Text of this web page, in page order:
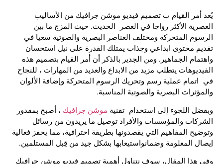
يُعد أمر القيام ب تصميم فيديو موشن جرافيك من الأساليب
العصرية الأكثر رواجا في العصر الحديث. حيث المزج ما بين
الرسوم المتحركة ومختلف العناصر البصرية والصوتية سعيا في
تقديم محتوى ابداعي وجذاب يمتلك القدرة على نيل استحسان
واهتمام الجماهير. ومن الجدير بالذكر أن أمر القيام بتصميم هذه
الفيديوهات يتطلب مزيد من الابداع والعديد من المهارات ، للنجاح
في اتمام عملية رسم وتحريك الرسوم المتحركة وإضافة الألوان
والمؤثرات البصرية والصوتية المناسبة.
وبفضل اللجوء إلى استخدام تقنية موشن جرافيك ، أصبح بمقدور
الشركات والمؤسسات والأفراد توصيل ما يريدون من رسائل
وتوضيح المفاهيم التي يقصدونها بطريقة احترافية، مما يحفز فعالية
إيصال المعلومة وضمانواستيعابها بشكل جيد من قِبل المستلمين.
وفي هذا المقال، سوف نتناول أهمية تصميم فيديو موشن جرافيك